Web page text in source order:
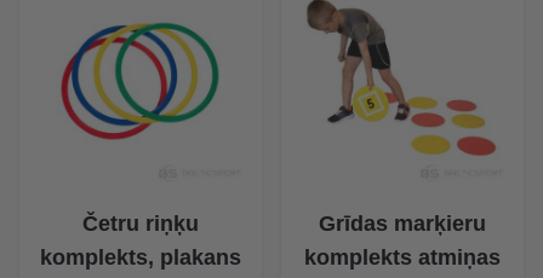
Četru riņķu
komplekts, plakans
Grīdas marķieru
komplekts atmiņas